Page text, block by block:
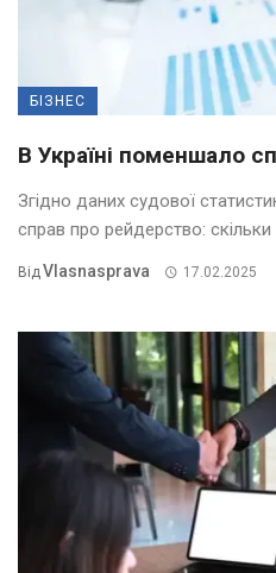
БІЗНЕС
В Україні поменшало
Згідно даних судової
справ про рейдерство:
ВідVlasnasprava 17.02.2025